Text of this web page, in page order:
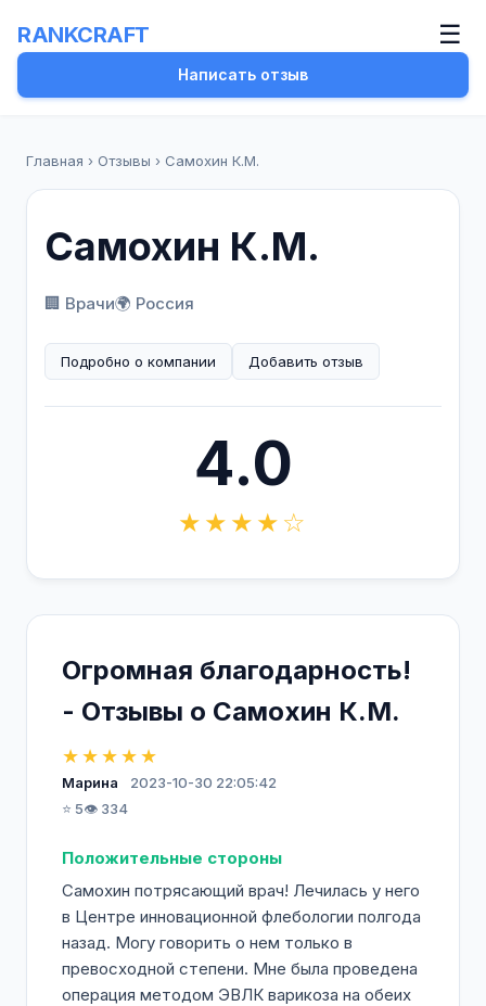
RANKCRAFT ☰
Написать отзыв
Главная › Отзывы › Самохин К.М.
Самохин К.М.
🏢 Врачи🌍 Россия
Подробно о компании Добавить отзыв
4.0
★★★★☆
Огромная благодарность!
- Отзывы о Самохин К.М.
★★★★★
Марина
2023-10-30 22:05:42
⭐ 5👁️ 334
Положительные стороны
Самохин потрясающий врач! Лечилась у него
в Центре инновационной флебологии полгода
назад. Могу говорить о нем только в
превосходной степени. Мне была проведена
операция методом ЭВЛК варикоза на обеих